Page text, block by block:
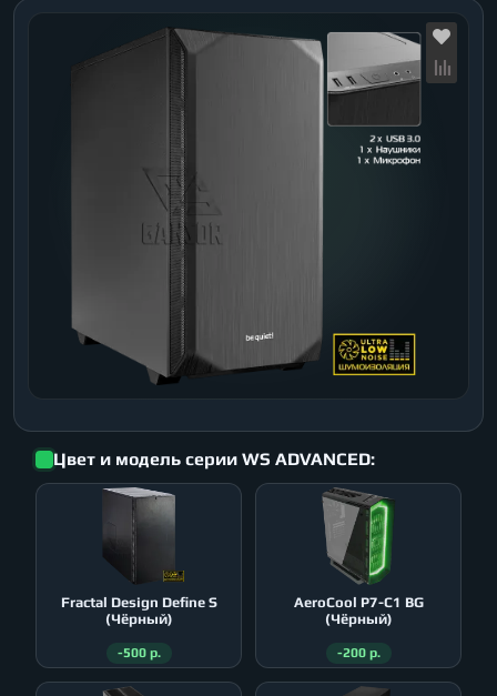
Цвет и модель серии WS ADVANCED:
Fractal Design Define S
(Чёрный)
-500 р.
AeroСool P7-C1 BG
(Чёрный)
-200 р.